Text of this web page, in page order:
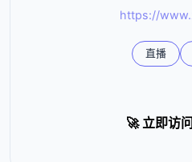
https://
直播
🚀 立即访